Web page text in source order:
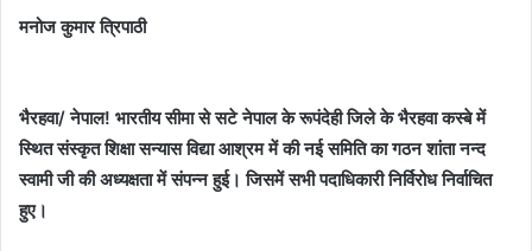
मनोज कुमार त्रिपाठी
भैरहवा/ नेपाल! भारतीय सीमा से सटे नेपाल के रूपंदेही जिले के भैरहवा कस्बे में
स्थित संस्कृत शिक्षा सन्यास विद्या आश्रम में की नई समिति का गठन शांता नन्द
स्वामी जी की अध्यक्षता में संपन्न हुई। जिसमें सभी पदाधिकारी निर्विरोध निर्वाचित
हुए।